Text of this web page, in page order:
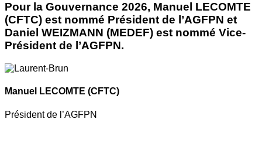
Pour la Gouvernance 2026, Manuel LECOMTE
(CFTC) est nommé Président de l’AGFPN et
Daniel WEIZMANN (MEDEF) est nommé Vice-
Président de l’AGFPN.
Manuel LECOMTE (CFTC)
Président de l’AGFPN